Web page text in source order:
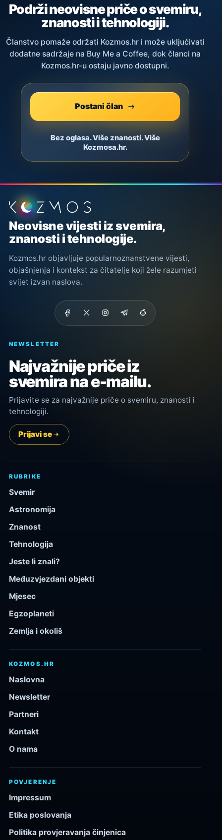
Podrži neovisne priče o svemiru,
znanosti i tehnologiji.
Članstvo pomaže održati Kozmos.hr i može uključivati
dodatne sadržaje na Buy Me a Coffee, dok članci na
Kozmos.hr-u ostaju javno dostupni.
Postani član
Bez oglasa. Više znanosti. Više
Kozmosa.hr.
Podnožje stranice
Neovisne vijesti iz svemira,
znanosti i tehnologije.
Kozmos.hr objavljuje popularnoznanstvene vijesti,
objašnjenja i kontekst za čitatelje koji žele razumjeti
svijet izvan naslova.
NEWSLETTER
Najvažnije priče iz
svemira na e-mailu.
Prijavite se za najvažnije priče o svemiru, znanosti i
tehnologiji.
Prijavi se
RUBRIKE
Svemir
Astronomija
Znanost
Tehnologija
Jeste li znali?
Međuzvjezdani objekti
Mjesec
Egzoplaneti
Zemlja i okoliš
KOZMOS.HR
Naslovna
Newsletter
Partneri
Kontakt
O nama
POVJERENJE
Impressum
Etika poslovanja
Politika provjeravanja činjenica